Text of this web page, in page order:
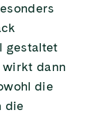
gestaltet
dann
die
die